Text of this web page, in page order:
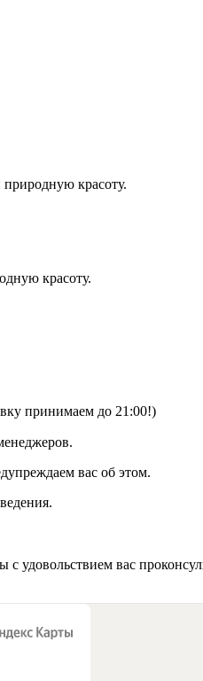
красоту.
красоту.
принимаем до 21:00!)
вас об этом.
удовольствием вас